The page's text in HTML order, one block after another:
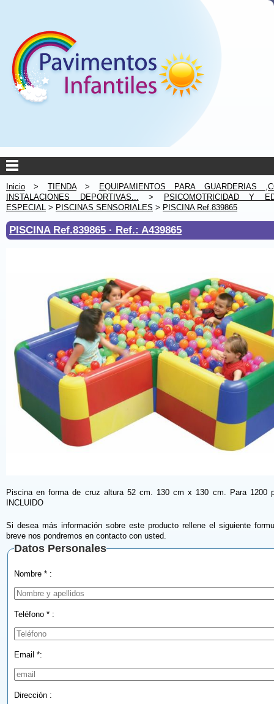
Inicio > TIENDA>
EQUIPAMIENTOS PARA GUARDERIAS
INSTALACIONES DEPORTIVAS... >
PSICOMOTRICIDAD Y
ESPECIAL > PISCINAS SENSORIALES > PISCINA Ref.839865
PISCINA Ref.839865 · Ref.: A439865
Piscina en forma de cruz altura 52 cm. 130 cm x 130 cm. Para 1200
INCLUIDO
Si desea más información sobre este producto rellene el siguiente
breve nos pondremos en contacto con usted.
Datos Personales
Nombre * :
Teléfono * :
Email *:
Dirección :